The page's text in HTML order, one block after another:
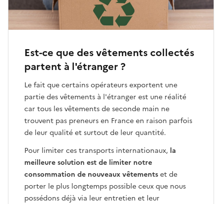
Est-ce que des vêtements collectés
partent à l'étranger ?
Le fait que certains opérateurs exportent une
partie des vêtements à l'étranger est une réalité
car tous les vêtements de seconde main ne
trouvent pas preneurs en France en raison parfois
de leur qualité et surtout de leur quantité.
Pour limiter ces transports internationaux, la
meilleure solution est de limiter notre
consommation de nouveaux vêtementset de
porter le plus longtemps possible ceux que nous
possédons déjà via leur entretien et leur